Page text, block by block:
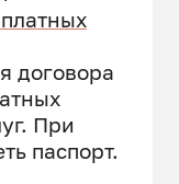
договора
При
паспорт.